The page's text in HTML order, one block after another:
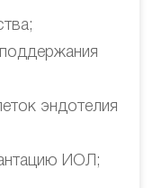
эндотелия
ИОЛ;